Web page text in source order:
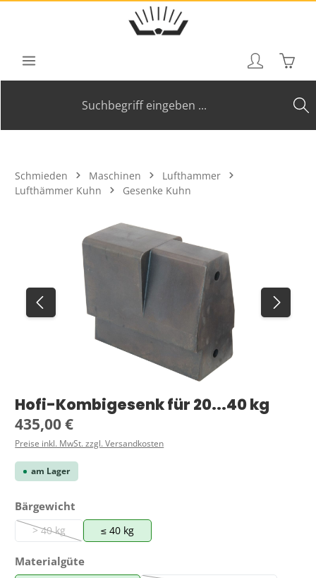
Zum Hauptinhalt springen
Schmieden Maschinen
Lufthammer
Lufthämmer Kuhn
Gesenke Kuhn
Bildergalerie überspringen
Hofi-Kombigesenk für 20...40 kg
Regulärer Preis:
435,00 €
Preise inkl. MwSt. zzgl. Versandkosten
am Lager
Bärgewicht
> 40 kg
(Diese Option ist zurzeit nicht verfügbar.)
≤ 40 kg
Materialgüteauswählen